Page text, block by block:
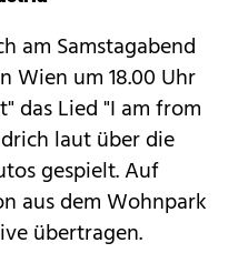
am Samstagabend
Wien um 18.00 Uhr
das Lied "I am from
laut über die
gespielt. Auf
aus dem Wohnpark
übertragen.